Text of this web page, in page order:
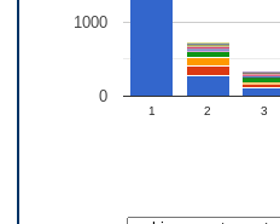
1 2 3
0
1000